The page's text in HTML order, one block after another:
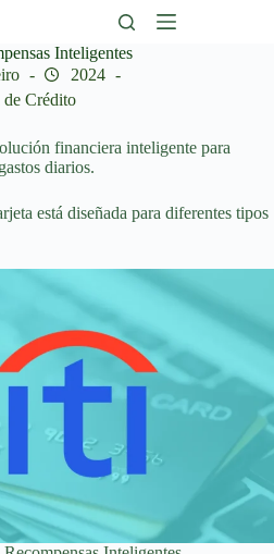
Inteligentes
2024
de Crédito
financiera inteligente para
diarios.
está diseñada para diferentes tipos